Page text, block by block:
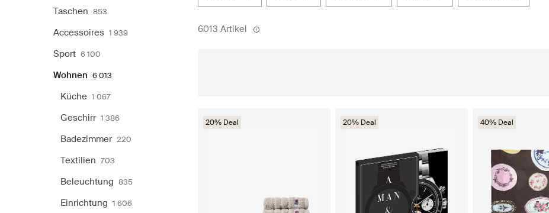
Taschen 853
Accessoires 1 939
Sport 6 100
Wohnen 6 013
Küche 1 067
Geschirr 1 386
Badezimmer 220
Textilien 703
Beleuchtung 835
Einrichtung 1 606
6013 Artikel
20% Deal 20% Deal 40% Deal